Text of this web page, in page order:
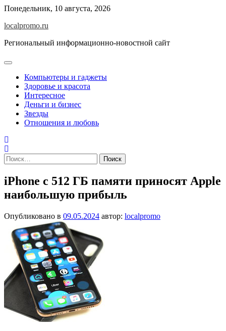
Перейти
содержимому
Понедельник, 10 августа, 2026
localpromo.ru
Региональный информационно-новостной сайт
Компьютеры и гаджеты
Здоровье и красота
Интересное
Деньги и бизнес
Звезды
Отношения и любовь
Найти:
iPhone c 512 ГБ памяти приносят Apple
наибольшую прибыль
Опубликовано в 09.05.2024 автор: localpromo